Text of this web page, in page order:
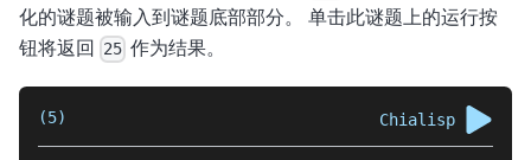
化的谜题被输入到谜题底部部分。 单击此谜题上的运行按
钮将返回
25 作为结果。
(5) Chialisp